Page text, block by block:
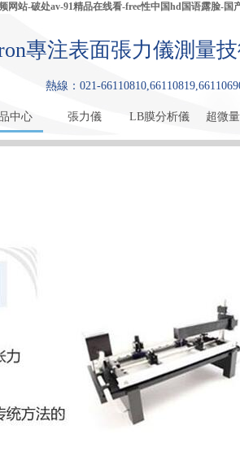
站-破处av-91精品在线看-free性中国hd国语露脸-
專注表面張力儀測量
熱線：021-
中心 張力儀 LB膜分析儀 超微